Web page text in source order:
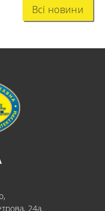
Всі новини
24а.